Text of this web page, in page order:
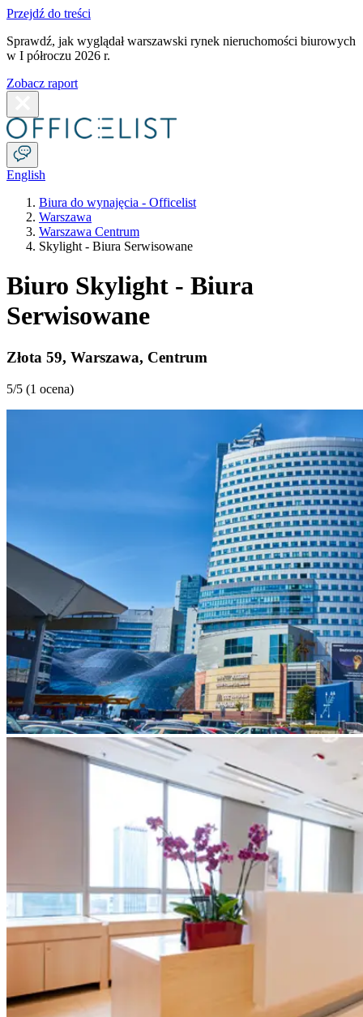
Przejdź do treści
Sprawdź, jak wyglądał warszawski rynek nieruchomości biurowych
w I półroczu 2026 r.
Zobacz raport
English
Biura do wynajęcia - Officelist
Warszawa
Warszawa Centrum
Skylight - Biura Serwisowane
Biuro Skylight - Biura
Serwisowane
Złota 59, Warszawa, Centrum
5/5 (1 ocena)